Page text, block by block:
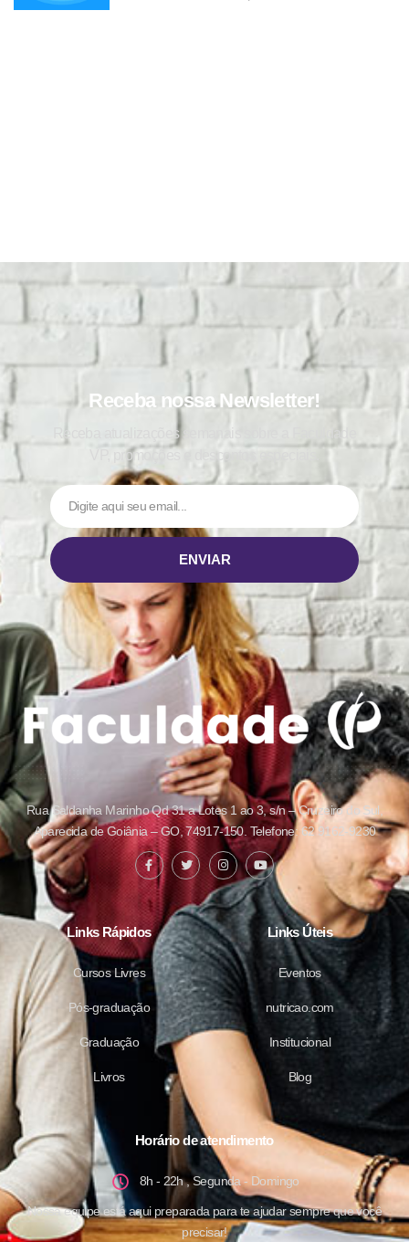
Receba nossa Newsletter!
Receba atualizações semanais sobre a Faculdade
VP, promoções e descontos especiais.
ENVIAR
Rua Saldanha Marinho Qd 31 a Lotes 1 ao 3, s/n – Cruzeiro do Sul,
Aparecida de Goiânia – GO, 74917-150. Telefone: 62 9162-9230
Links Rápidos
Cursos Livres
Pós-graduação
Graduação
Livros
Links Úteis
Eventos
nutricao.com
Institucional
Blog
Horário de atendimento
8h - 22h , Segunda - Domingo
Nossa equipe está aqui preparada para te ajudar sempre que você
precisar!